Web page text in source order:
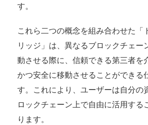
す。
これら二つの概念を組み合わせた「
リッジ」は、異なるブロックチェー
動させる際に、信頼できる第三者を
かつ安全に移動させることができる
す。これにより、ユーザーは自分の
ロックチェーン上で自由に活用する
ります。